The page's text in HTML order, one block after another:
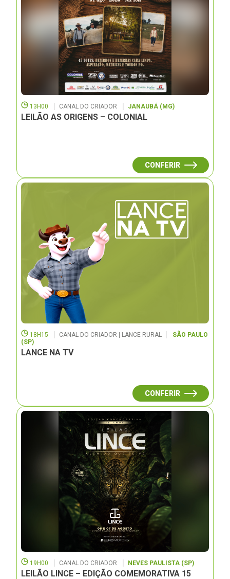
13H00 CANAL DO CRIADOR JANAUBÁ (MG)
LEILÃO AS ORIGENS – COLONIAL
CONFERIR
18H15 CANAL DO CRIADOR | LANCE RURAL
SÃO PAULO
(SP)
LANCE NA TV
CONFERIR
19H00 CANAL DO CRIADOR NEVES PAULISTA (SP)
LEILÃO LINCE – EDIÇÃO COMEMORATIVA 15